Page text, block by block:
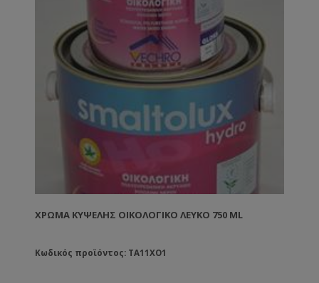
ΧΡΏΜΑ ΚΥΨΈΛΗΣ ΟΙΚΟΛΟΓΙΚΌ ΛΕΥΚΌ 750 ML
Κωδικός προϊόντος: TA11XO1